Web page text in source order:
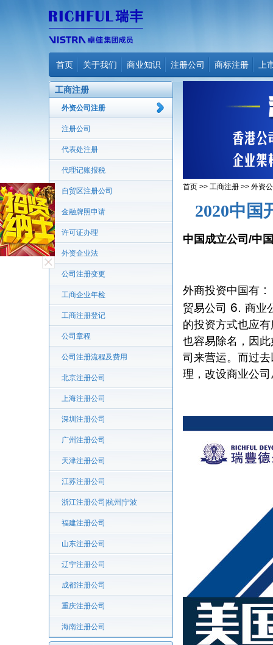
首页 关于我们 商业知识 注册公司 商标注册 上
工商注册
外资公司注册
注册公司
代表处注册
代理记账报税
自贸区注册公司
金融牌照申请
许可证办理
外资企业法
公司注册变更
工商企业年检
工商注册登记
公司章程
公司注册流程及费用
北京注册公司
上海注册公司
深圳注册公司
广州注册公司
天津注册公司
江苏注册公司
浙江注册公司|杭州|宁波
福建注册公司
山东注册公司
辽宁注册公司
成都注册公司
重庆注册公司
海南注册公司
首页 >> 工商注册 >> 外资
2020中国
中国成立公司/中
外商投资中国有 :
贸易公司 6. 商业
的投资方式也应
也容易除名，因
司来营运。而过
理，改设商业公